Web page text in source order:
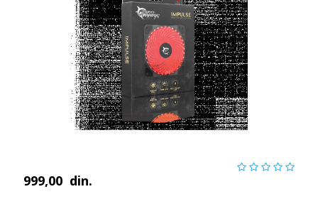
999,00 din.